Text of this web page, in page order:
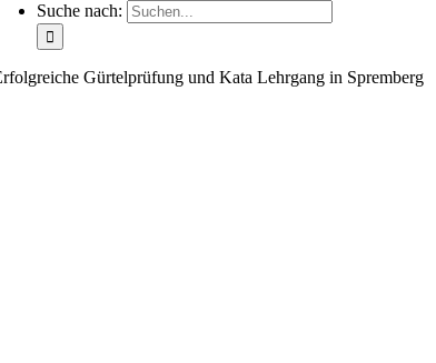
Suche nach:
Gürtelprüfung und Kata Lehrgang in Spremberg